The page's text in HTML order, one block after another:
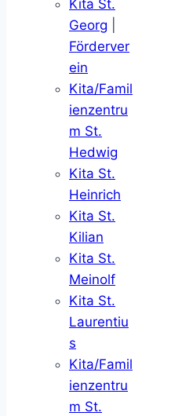
Kita St.
Georg
Förderver
ein
Kita/Famil
ienzentru
m St.
Hedwig
Kita St.
Heinrich
Kita St.
Kilian
Kita St.
Meinolf
Kita St.
Laurentiu
s
Kita/Famil
ienzentru
m St.